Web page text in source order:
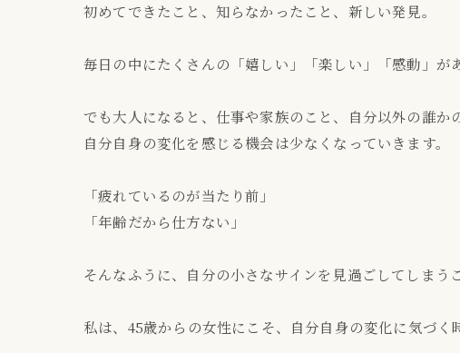
初めてできたこと、知らなかったこと、新しい発見。
毎日の中にたくさんの「嬉しい」「楽しい」「感動」が
でも大人になると、仕事や家族のこと、自分以外の誰か
自分自身の変化を感じる機会は少なくなっていきます。
「疲れているのが当たり前」
「年齢だから仕方ない」
そんなふうに、自分の小さなサインを見過ごしてしまう
私は、45歳からの女性にこそ、自分自身の変化に気づく